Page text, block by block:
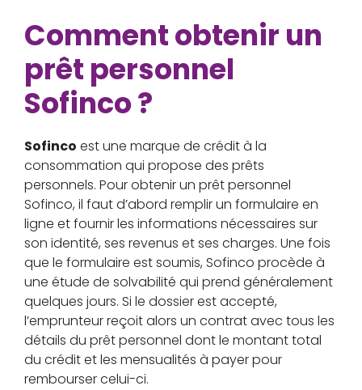
Comment obtenir un
prêt personnel
Sofinco ?
Sofinco est une marque de crédit à la
consommation qui propose des prêts
personnels. Pour obtenir un prêt personnel
Sofinco, il faut d’abord remplir un formulaire en
ligne et fournir les informations nécessaires sur
son identité, ses revenus et ses charges. Une fois
que le formulaire est soumis, Sofinco procède à
une étude de solvabilité qui prend généralement
quelques jours. Si le dossier est accepté,
l’emprunteur reçoit alors un contrat avec tous les
détails du prêt personnel dont le montant total
du crédit et les mensualités à payer pour
rembourser celui-ci.